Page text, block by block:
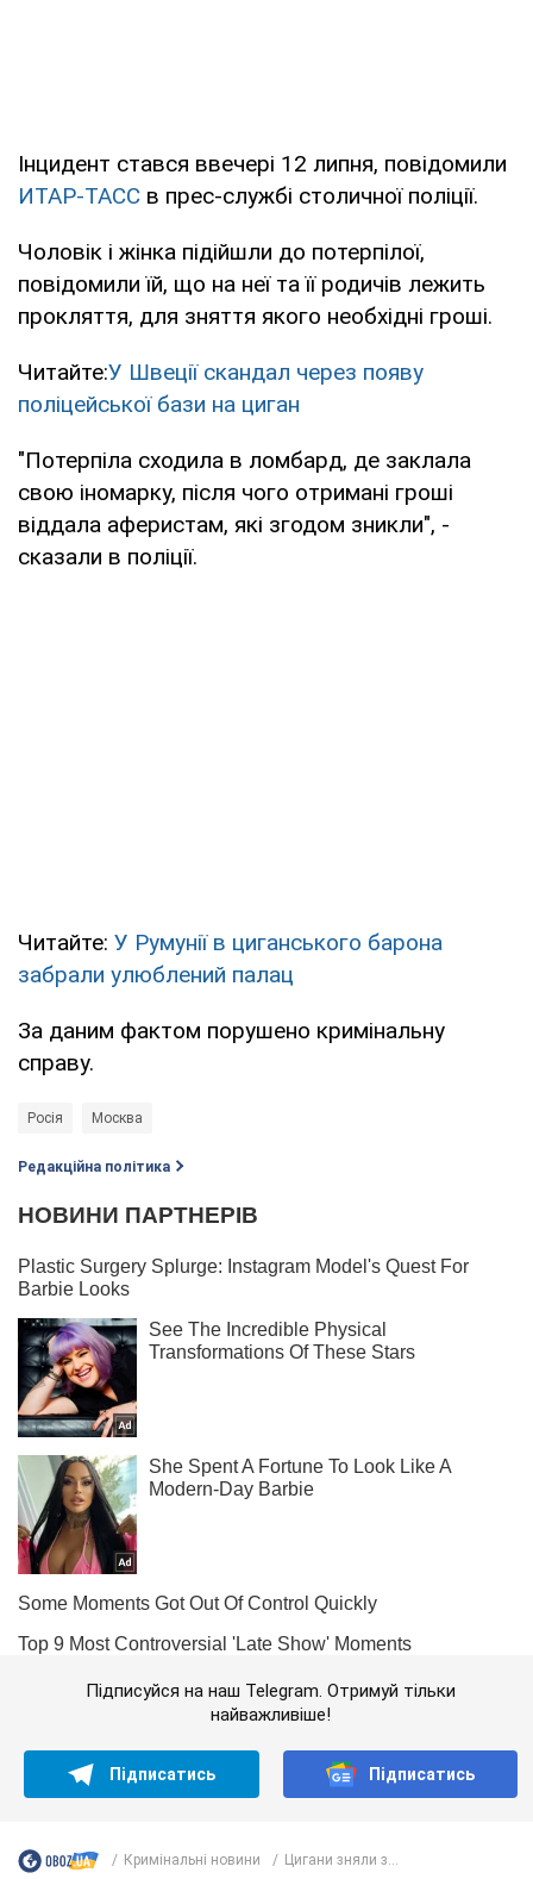
Інцидент стався ввечері 12 липня, повідомили
ИТАР-ТАСС в прес-службі столичної поліції.
Чоловік і жінка підійшли до потерпілої,
повідомили їй, що на неї та її родичів лежить
прокляття, для зняття якого необхідні гроші.
Читайте:У Швеції скандал через появу
поліцейської бази на циган
"Потерпіла сходила в ломбард, де заклала
свою іномарку, після чого отримані гроші
віддала аферистам, які згодом зникли", -
сказали в поліції.
Читайте: У Румунії в циганського барона
забрали улюблений палац
За даним фактом порушено кримінальну
справу.
Росія Москва
Редакційна політика
Підписуйся на наш Telegram. Отримуй тільки
найважливіше!
Підписатись Підписатись
Кримінальні новини Цигани зняли з...